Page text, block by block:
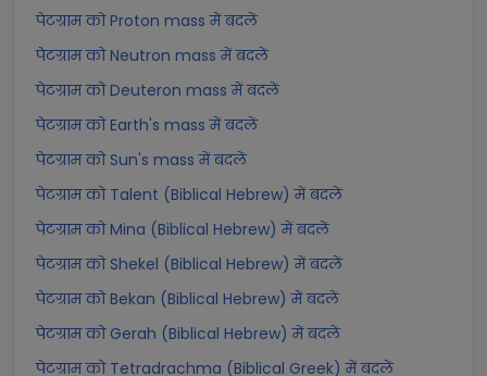
पेटग्राम को Proton mass में बदलें
पेटग्राम को Neutron mass में बदलें
पेटग्राम को Deuteron mass में बदलें
पेटग्राम को Earth's mass में बदलें
पेटग्राम को Sun's mass में बदलें
पेटग्राम को Talent (Biblical Hebrew) में बदलें
पेटग्राम को Mina (Biblical Hebrew) में बदलें
पेटग्राम को Shekel (Biblical Hebrew) में बदलें
पेटग्राम को Bekan (Biblical Hebrew) में बदलें
पेटग्राम को Gerah (Biblical Hebrew) में बदलें
पेटग्राम को Tetradrachma (Biblical Greek) में बदलें